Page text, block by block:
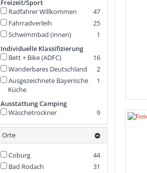
Freizeit/Sport
47
Radfahrer Willkommen
25
Fahrradverleih
1
Schwimmbad (innen)
Individuelle Klassifizierung
16
Bett + Bike (ADFC)
2
Wanderbares Deutschland
1
Ausgezeichnete Bayerische
Küche
Ausstattung Camping
9
Wäschetrockner
Orte
44
Coburg
31
Bad Rodach